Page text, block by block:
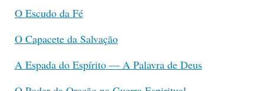
O Escudo da Fé
O Capacete da Salvação
A Espada do Espírito — A Palavra de Deus